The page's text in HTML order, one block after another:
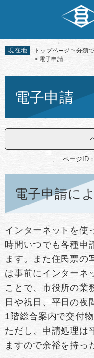
先
頭
す。
を
飛
し
へ
現在地 トップページ > 分類
> 電子申請
電子申請
ページID
電子申請に
インターネットを使
時間いつでも各種申
ます。また住民票の
は事前にインターネ
ことで、市役所の業
日や祝日、平日の夜
1階総合案内で交付
ただし、申請処理は
ますので余裕を持っ